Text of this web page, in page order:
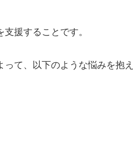
援することです。
て、以下のような悩みを抱え